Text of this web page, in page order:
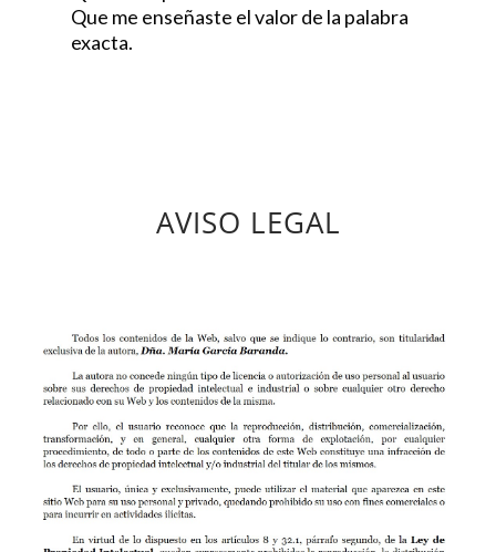
Que me enseñaste el valor de la palabra
exacta.
AVISO LEGAL